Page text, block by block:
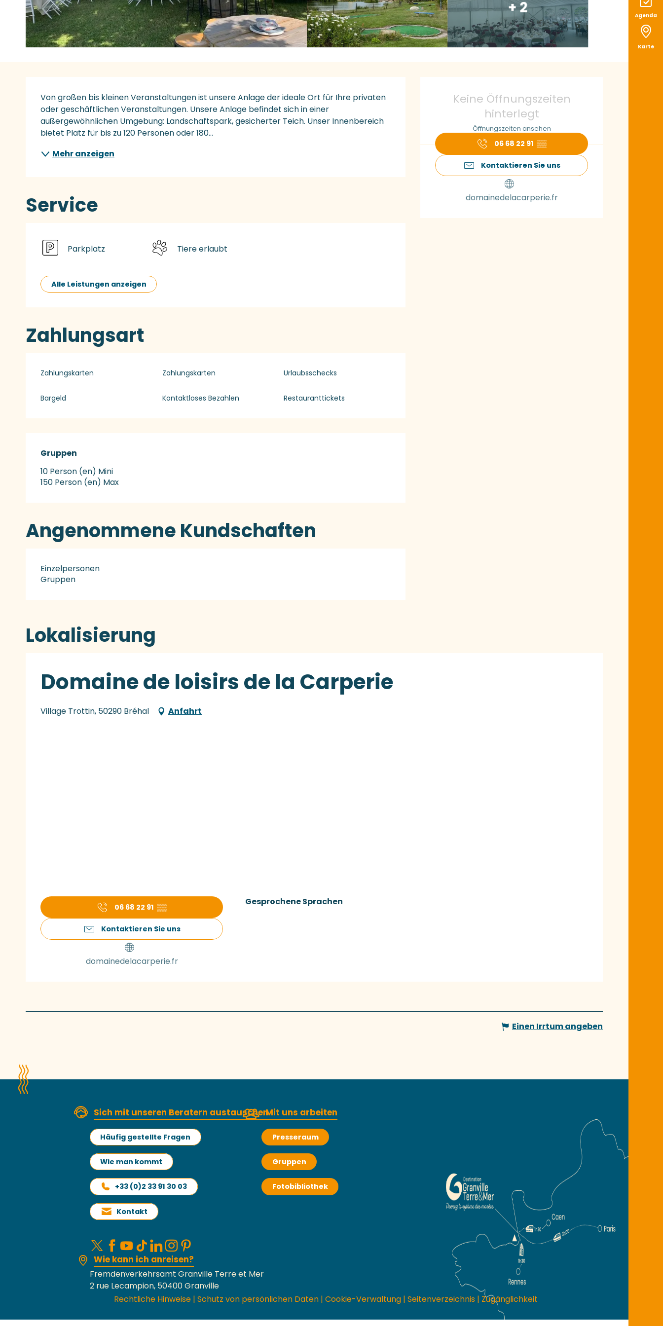
Agenda
Karte
+ 2
Öffnungszeiten &
Keine Öffnungszeiten
hinterlegt
Öffnungszeiten ansehen
06 68 22 91 ▒▒
Kontaktieren Sie uns
domainedelacarperie.fr
Beschreibung
Von großen bis kleinen Veranstaltungen ist unsere Anlage der ideale Ort für Ihre privaten
oder geschäftlichen Veranstaltungen. Unsere Anlage befindet sich in einer
außergewöhnlichen Umgebung: Landschaftspark, gesicherter Teich. Unser Innenbereich
bietet Platz für bis zu 120 Personen oder 180...
Mehr anzeigen
Service
Parkplatz Tiere erlaubt
Alle Leistungen anzeigen
Zahlungsart
Zahlungskarten Zahlungskarten Urlaubsschecks
Bargeld Kontaktloses Bezahlen Restauranttickets
Gruppen
Gruppen
10 Person (en) Mini
150 Person (en) Max
Angenommene Kundschaften
Einzelpersonen
Gruppen
Lokalisierung
Domaine de loisirs de la Carperie
Village Trottin, 50290 Bréhal Anfahrt
06 68 22 91 ▒▒
Kontaktieren Sie uns
domainedelacarperie.fr
Gesprochene Sprachen
Gesprochene Sprachen
Einen Irrtum angeben
Sich mit unseren Beratern austauschen
Häufig gestellte Fragen
Wie man kommt
+33 (0)2 33 91 30 03
Kontakt
Mit uns arbeiten
Presseraum
Gruppen
Fotobibliothek
Wie kann ich anreisen?
Fremdenverkehrsamt Granville Terre et Mer
2 rue Lecampion, 50400 Granville
Rechtliche Hinweise | Schutz von persönlichen Daten | Cookie-Verwaltung | Seitenverzeichnis | Zugänglichkeit